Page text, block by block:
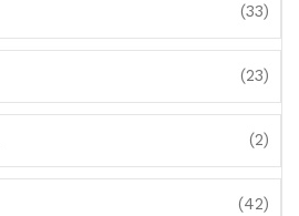
(33)
(23)
(2)
(42)